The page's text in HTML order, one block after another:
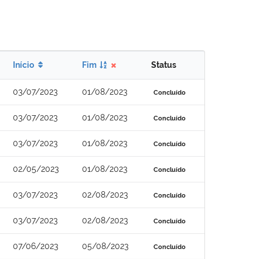
Início Fim Status
03/07/2023 01/08/2023 Concluído
03/07/2023 01/08/2023 Concluído
03/07/2023 01/08/2023 Concluído
02/05/2023 01/08/2023 Concluído
03/07/2023 02/08/2023 Concluído
03/07/2023 02/08/2023 Concluído
07/06/2023 05/08/2023 Concluído